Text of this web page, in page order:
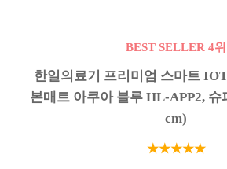
BEST SELLER 4위
한일의료기 프리미엄 스마트
본매트 아쿠아 블루 HL-APP2, 슈
cm)
★★★★★